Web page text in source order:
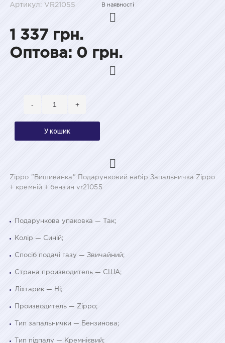
Артикул: VR21055 В наявності
1 337 грн.
Оптова: 0 грн.
- +
У кошик
Zippo "Вишиванка" Подарунковий набір Запальничка Zippo
+ кремній + бензин vr21055
Подарункова упаковка — Так;
Колір — Синій;
Спосіб подачі газу — Звичайний;
Страна производитель — США;
Ліхтарик — Ні;
Производитель — Zippo;
Тип запальнички — Бензинова;
Тип підпалу — Кремнієвий;